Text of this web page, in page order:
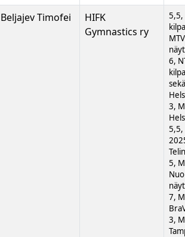
Beljajev Timofei
HIFK
Gymnastics ry
5,5,
6,
3,
5,5,
5,
7,
3,